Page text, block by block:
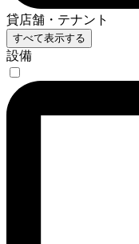
貸店舗・テナント
すべて表示する
設備